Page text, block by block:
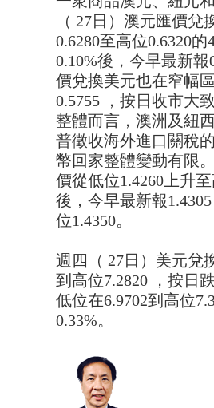
（ 27日）澳元匯價
0.6280至高位0.6320
0.10%後，今早最新
價兌換美元也在窄幅
0.5755 ，按日收市大
整體而言，澳洲及紐
普徵收海外進口關稅
幣回家整體變動有限
價從低位1.4260上升
後，今早最新報
位1.4350。
週四（ 27日）美元兌
到高位7.2820 ，按日
低位在6.9702到高位
0.33%。